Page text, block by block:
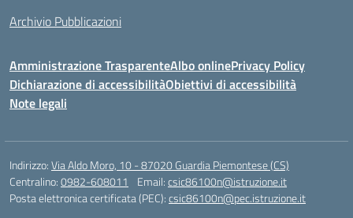
Archivio Pubblicazioni
Amministrazione TrasparenteAlbo onlinePrivacy Policy
Dichiarazione di accessibilitàObiettivi di accessibilità
Note legali
Indirizzo:Via Aldo Moro, 10 - 87020 Guardia Piemontese (CS)
Centralino:0982-608011 Email:csic86100n@istruzione.it
Posta elettronica certificata (PEC):csic86100n@pec.istruzione.it